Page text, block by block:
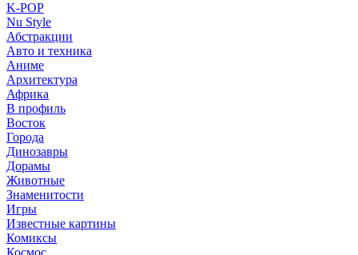
K-POP
Nu Style
Абстракции
Авто и техника
Аниме
Архитектура
Африка
В профиль
Восток
Города
Динозавры
Дорамы
Животные
Знаменитости
Игры
Известные картины
Комиксы
Космос